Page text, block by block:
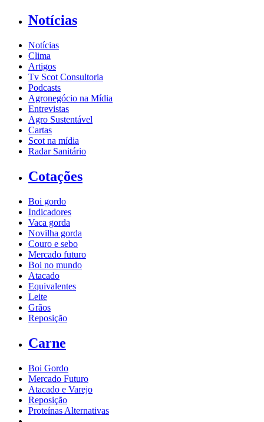
Notícias
Notícias
Clima
Artigos
Tv Scot Consultoria
Podcasts
Agronegócio na Mídia
Entrevistas
Agro Sustentável
Cartas
Scot na mídia
Radar Sanitário
Cotações
Boi gordo
Indicadores
Vaca gorda
Novilha gorda
Couro e sebo
Mercado futuro
Boi no mundo
Atacado
Equivalentes
Leite
Grãos
Reposição
Carne
Boi Gordo
Mercado Futuro
Atacado e Varejo
Reposição
Proteínas Alternativas